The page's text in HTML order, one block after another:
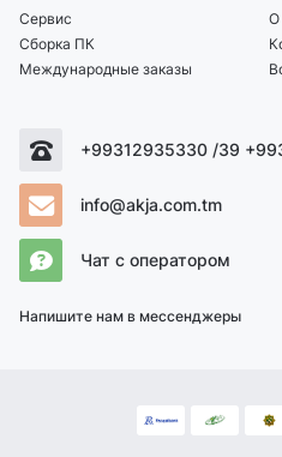
Сервис
Сборка ПК
Международные заказы
О
+99312935330 /39
info@akja.com.tm
Чат с оператором
Напишите нам в мессенджеры